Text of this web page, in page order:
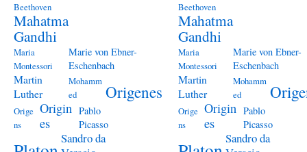
Beethoven
Mahatma
Gandhi
Maria
Montessori
Marie von Ebner-
Eschenbach
Martin
Luther
Mohamm
ed
Origenes
Orige
ns
Origin
es
Pablo
Picasso
Sandro da
Beethoven
Mahatma
Gandhi
Maria
Montessori
Marie von Ebner-
Eschenbach
Martin
Luther
Mohamm
ed
Orige
ns
Origin
es
Pablo
Picasso
Sandro da